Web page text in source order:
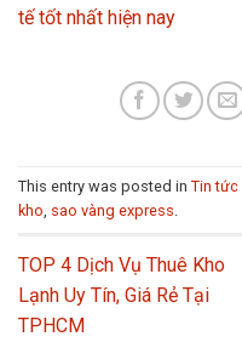
tế tốt nhất hiện nay
This entry was posted in Tin tức
kho, sao vàng express.
TOP 4 Dịch Vụ Thuê Kho
Lạnh Uy Tín, Giá Rẻ Tại
TPHCM